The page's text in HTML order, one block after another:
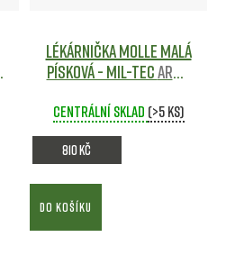
Lékárnička Molle malá
Písková - Mil-tecArmy
Centrální sklad (>5 ks)
810 Kč
DO KOŠÍKU